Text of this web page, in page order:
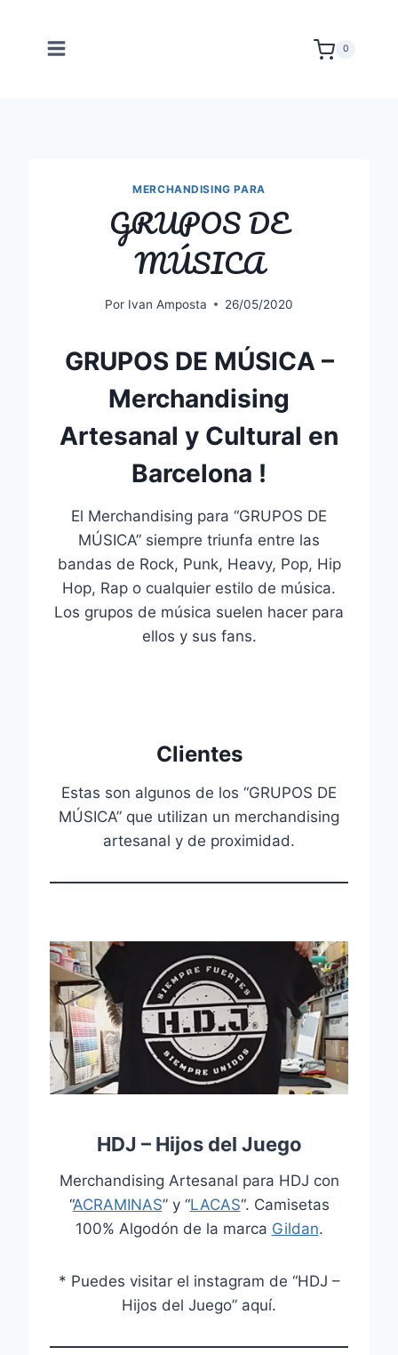
contenido
0
MERCHANDISING PARA
GRUPOS DE
MÚSICA
Por Ivan Amposta 26/05/2020
GRUPOS DE MÚSICA –
Merchandising
Artesanal y Cultural en
Barcelona !
El Merchandising para “GRUPOS DE
MÚSICA” siempre triunfa entre las
bandas de Rock, Punk, Heavy, Pop, Hip
Hop, Rap o cualquier estilo de música.
Los grupos de música suelen hacer para
ellos y sus fans.
Clientes
Estas son algunos de los “GRUPOS DE
MÚSICA” que utilizan un merchandising
artesanal y de proximidad.
HDJ – Hijos del Juego
Merchandising Artesanal para HDJ con
“ACRAMINAS” y “LACAS“. Camisetas
100% Algodón de la marca Gildan.
* Puedes visitar el instagram de “HDJ –
Hijos del Juego” aquí.